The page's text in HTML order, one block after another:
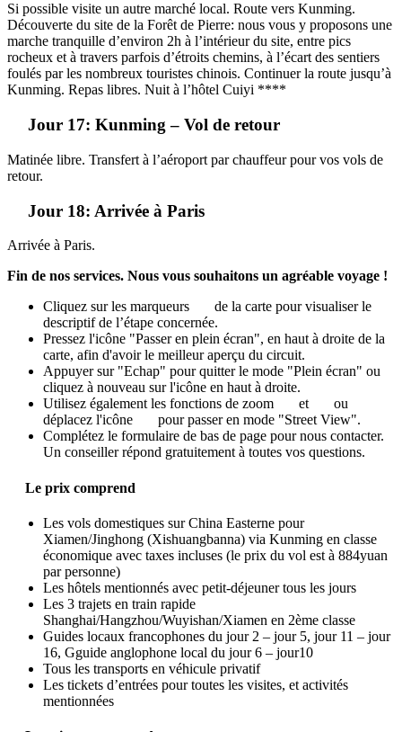
Si possible visite un autre marché local. Route vers Kunming.
Découverte du site de la Forêt de Pierre: nous vous y proposons une
marche tranquille d’environ 2h à l’intérieur du site, entre pics
rocheux et à travers parfois d’étroits chemins, à l’écart des sentiers
foulés par les nombreux touristes chinois. Continuer la route jusqu’à
Kunming. Repas libres. Nuit à l’hôtel Cuiyi ****
Jour 17: Kunming – Vol de retour
Matinée libre. Transfert à l’aéroport par chauffeur pour vos vols de
retour.
Jour 18: Arrivée à Paris
Arrivée à Paris.
Fin de nos services. Nous vous souhaitons un agréable voyage !
Cliquez sur les marqueurs
de la carte pour visualiser le
descriptif de l’étape concernée.
Pressez l'icône "Passer en plein écran", en haut à droite de la
carte, afin d'avoir le meilleur aperçu du circuit.
Appuyer sur "Echap" pour quitter le mode "Plein écran" ou
cliquez à nouveau sur l'icône en haut à droite.
Utilisez également les fonctions de zoom
et
ou
déplacez l'icône
pour passer en mode "Street View".
Complétez le formulaire de bas de page pour nous contacter.
Un conseiller répond gratuitement à toutes vos questions.
Le prix comprend
Les vols domestiques sur China Easterne pour
Xiamen/Jinghong (Xishuangbanna) via Kunming en classe
économique avec taxes incluses (le prix du vol est à 884yuan
par personne)
Les hôtels mentionnés avec petit-déjeuner tous les jours
Les 3 trajets en train rapide
Shanghai/Hangzhou/Wuyishan/Xiamen en 2ème classe
Guides locaux francophones du jour 2 – jour 5, jour 11 – jour
16, Gguide anglophone local du jour 6 – jour10
Tous les transports en véhicule privatif
Les tickets d’entrées pour toutes les visites, et activités
mentionnées